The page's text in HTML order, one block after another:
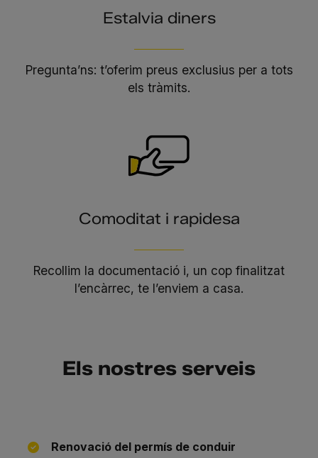
Estalvia diners
Pregunta’ns: t’oferim preus exclusius per a tots
els tràmits.
Comoditat i rapidesa
Recollim la documentació i, un cop finalitzat
l’encàrrec, te l’enviem a casa.
Els nostres serveis
Renovació del permís de conduir